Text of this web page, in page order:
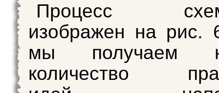
Процесс
изображен на рис.
мы получаем
количество